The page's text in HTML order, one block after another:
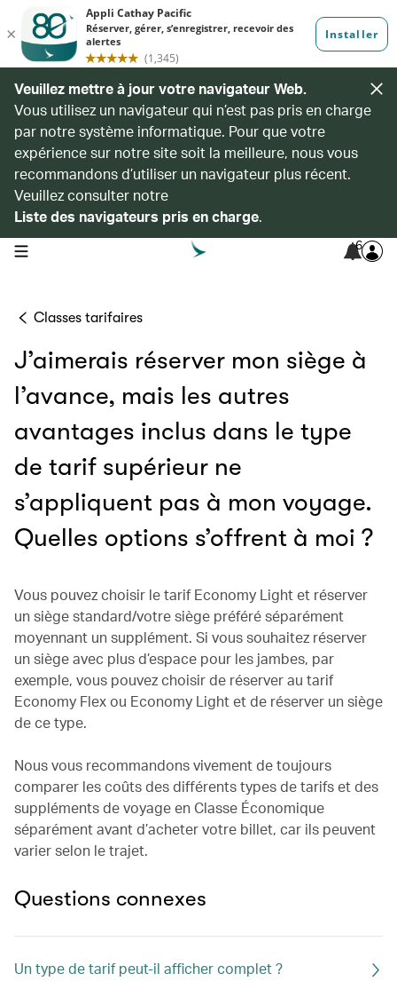
Veuillez mettre à jour votre navigateur Web.
Vous utilisez un navigateur qui n’est pas pris en charge
par notre système informatique. Pour que votre
expérience sur notre site soit la meilleure, nous vous
recommandons d’utiliser un navigateur plus récent.
Veuillez consulter notre
Liste des navigateurs pris en charge.
open navigation menu 6
Classes tarifaires
J’aimerais réserver mon siège à
l’avance, mais les autres
avantages inclus dans le type
de tarif supérieur ne
s’appliquent pas à mon voyage.
Quelles options s’offrent à moi ?
Vous pouvez choisir le tarif Economy Light et réserver
un siège standard/votre siège préféré séparément
moyennant un supplément. Si vous souhaitez réserver
un siège avec plus d’espace pour les jambes, par
exemple, vous pouvez choisir de réserver au tarif
Economy Flex ou Economy Light et de réserver un siège
de ce type.
Nous vous recommandons vivement de toujours
comparer les coûts des différents types de tarifs et des
suppléments de voyage en Classe Économique
séparément avant d’acheter votre billet, car ils peuvent
varier selon le trajet.
Questions connexes
Un type de tarif peut-il afficher complet ?